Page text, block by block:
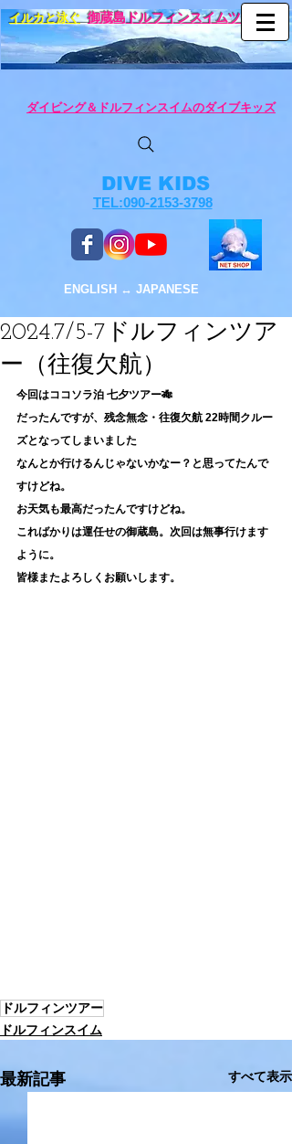
イルカと泳ぐ 御蔵島ドルフィンスイムツアー
ダイビング＆ドルフィンスイムのダイブキッズ
DIVE KIDS
TEL:090-2153-3798
ENGLISH ↔︎ JAPANESE
2024.7/5-7ドルフィンツア
ー（往復欠航）
今回はココソラ泊 七夕ツアー🎋
だったんですが、残念無念・往復欠航 22時間クルー
ズとなってしまいました
なんとか行けるんじゃないかなー？と思ってたんで
すけどね。
お天気も最高だったんですけどね。
こればかりは運任せの御蔵島。次回は無事行けます
ように。
皆様またよろしくお願いします。
ドルフィンツアー
ドルフィンスイム
最新記事 すべて表示